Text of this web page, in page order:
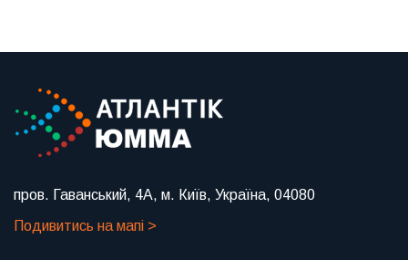
пров. Гаванський, 4А, м. Київ, Україна, 04080
Подивитись на мапі >